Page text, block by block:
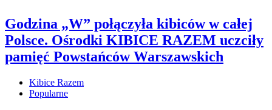
Godzina „W” połączyła kibiców w całej
Polsce. Ośrodki KIBICE RAZEM uczciły
pamięć Powstańców Warszawskich
Kibice Razem
Popularne